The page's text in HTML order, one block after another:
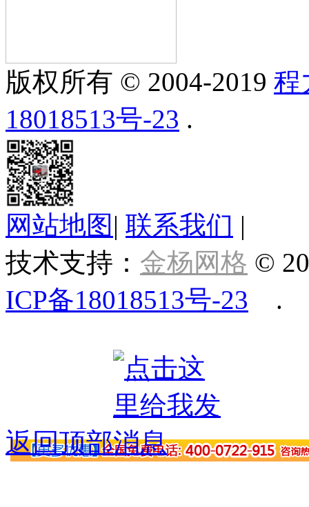
版权所有 © 2004-2019 程
18018513号-23 .
网站地图 | 联系我们 |
技术支持： 金杨网格 ©
ICP备18018513号-23 .
返回顶部